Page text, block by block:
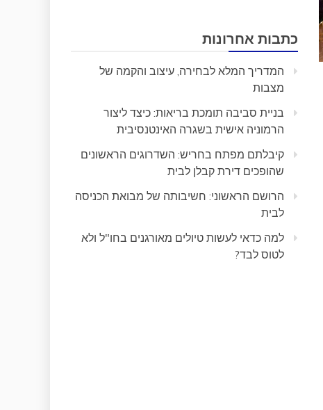
כתבות אחרונות
המדריך המלא לבחירה, עיצוב והקמה של
מצבות
בניית סביבה תומכת בריאות: כיצד ליצור
הרמוניה אישית בשגרה האינטנסיבית
קיבלתם מפתח בחריש: השדרוגים הראשונים
שהופכים דירת קבלן לבית
הרושם הראשוני: חשיבותה של מבואת הכניסה
לבית
למה כדאי לעשות טיולים מאורגנים בחו"ל ולא
לטוס לבד?